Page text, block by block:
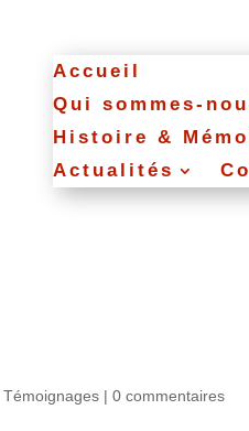
Accueil
Qui
Histoire &
Actualités
Témoignages | 0 commentaires